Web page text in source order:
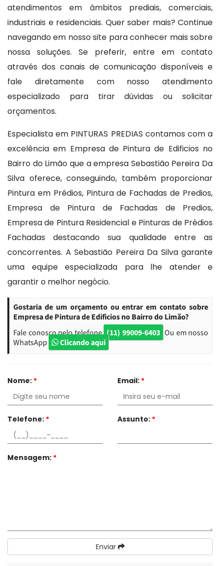
atendimentos em âmbitos prediais, comerciais,
industriais e residenciais. Quer saber mais? Continue
navegando em nosso site para conhecer mais sobre
nossa soluções. Se preferir, entre em contato
através dos canais de comunicação disponíveis e
fale diretamente com nosso atendimento
especializado para tirar dúvidas ou solicitar
orçamentos.
Especialista em PINTURAS PREDIAS contamos com a
excelência em Empresa de Pintura de Edificios no
Bairro do Limão que a empresa Sebastião Pereira Da
Silva oferece, conseguindo, também proporcionar
Pintura em Prédios, Pintura de Fachadas de Predios,
Empresa de Pintura de Fachadas de Predios,
Empresa de Pintura Residencial e Pinturas de Prédios
Fachadas destacando sua qualidade entre as
concorrentes. A Sebastião Pereira Da Silva garante
uma equipe especializada para lhe atender e
garantir o melhor negócio.
Gostaria de um orçamento ou entrar em contato sobre
Empresa de Pintura de Edificios no Bairro do Limão?
Fale conosco pelo telefone (11) 99009-6403 Ou em nosso
WhatsApp
Clicando aqui
Nome: * Email: *
Telefone: * Assunto: *
Mensagem: *
Enviar